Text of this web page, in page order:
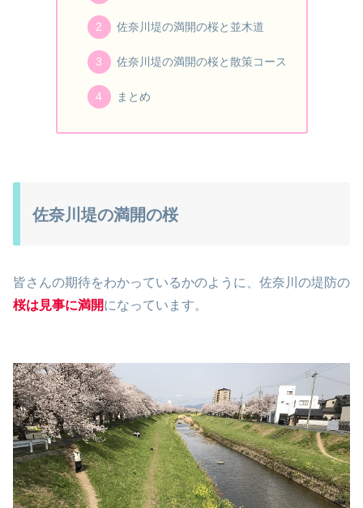
佐奈川堤の満開の桜と並木道
佐奈川堤の満開の桜と散策コース
まとめ
佐奈川堤の満開の桜
皆さんの期待をわかっているかのように、佐奈川の堤防の
桜は見事に満開になっています。